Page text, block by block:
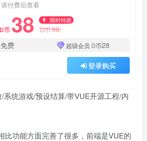
付费后查看
D币 38 限时特惠
D币98
免费 超级会员 D币28
登录购买
系统游戏/预设结算/带VUE开源工程/内
比功能方面完善了很多，前端是VUE的